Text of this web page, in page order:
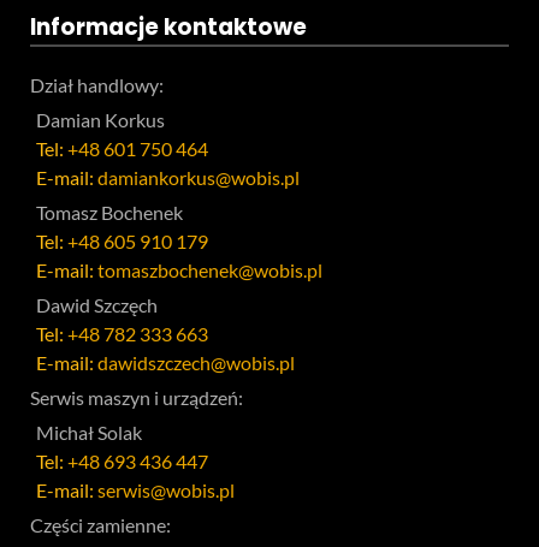
Informacje kontaktowe
Dział handlowy:
Damian Korkus
Tel: +48 601 750 464
E-mail: damiankorkus@wobis.pl
Tomasz Bochenek
Tel: +48 605 910 179
E-mail: tomaszbochenek@wobis.pl
Dawid Szczęch
Tel: +48 782 333 663
E-mail: dawidszczech@wobis.pl
Serwis maszyn i urządzeń:
Michał Solak
Tel: +48 693 436 447
E-mail: serwis@wobis.pl
Części zamienne: